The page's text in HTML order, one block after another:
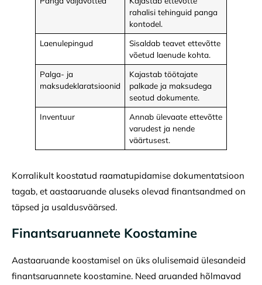
rahalisi tehinguid panga
kontodel.
Laenulepingud
Sisaldab teavet ettevõtte
võetud laenude kohta.
Palga- ja
maksudeklaratsioonid
Kajastab töötajate
palkade ja maksudega
seotud dokumente.
Inventuur
Annab ülevaate ettevõtte
varudest ja nende
väärtusest.
Korralikult koostatud raamatupidamise dokumentatsioon
tagab, et aastaaruande aluseks olevad finantsandmed on
täpsed ja usaldusväärsed.
Finantsaruannete Koostamine
Aastaaruande koostamisel on üks olulisemaid ülesandeid
finantsaruannete koostamine. Need aruanded hõlmavad